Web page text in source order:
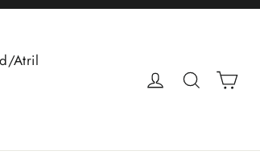
Atril
IngresarBuscar